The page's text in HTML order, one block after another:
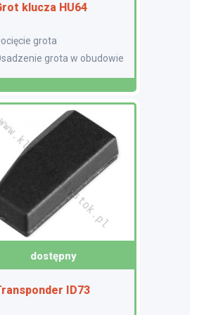
Grot klucza HU64
Docięcie grota
Osadzenie grota w obudowie
dostępny
Transponder ID73